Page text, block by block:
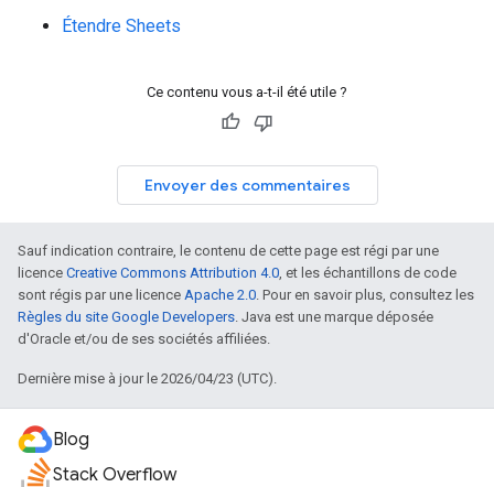
Étendre Sheets
Ce contenu vous a-t-il été utile ?
Envoyer des commentaires
Sauf indication contraire, le contenu de cette page est régi par une
licence Creative Commons Attribution 4.0 , et les échantillons de code
sont régis par une licence Apache 2.0 . Pour en savoir plus, consultez les
Règles du site Google Developers . Java est une marque déposée
d'Oracle et/ou de ses sociétés affiliées.
Dernière mise à jour le 2026/04/23 (UTC).
Blog
Stack Overflow